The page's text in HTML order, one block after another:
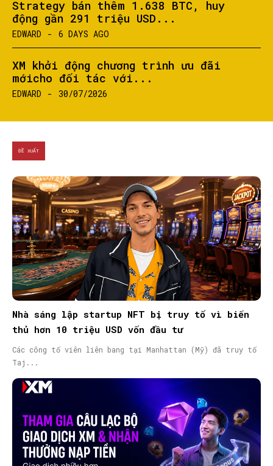
Strategy bán thêm 1.638 BTC, huy
động gần 291 triệu USD...
EDWARD - 6 DAYS AGO
XM khởi động chương trình ưu đãi
mớicho đối tác với...
EDWARD - 30/07/2026
ĐỀ XUẤT
Nhà sáng lập startup NFT bị truy tố vì biển
thủ hơn 10 triệu USD vốn đầu tư
Các công tố viên liên bang tại Manhattan (Mỹ) đã truy tố
Taj...